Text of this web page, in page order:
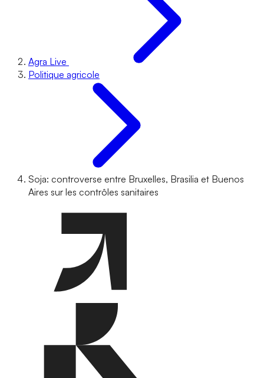
Agra Live
Politique agricole
Soja: controverse entre Bruxelles, Brasilia et Buenos
Aires sur les contrôles sanitaires